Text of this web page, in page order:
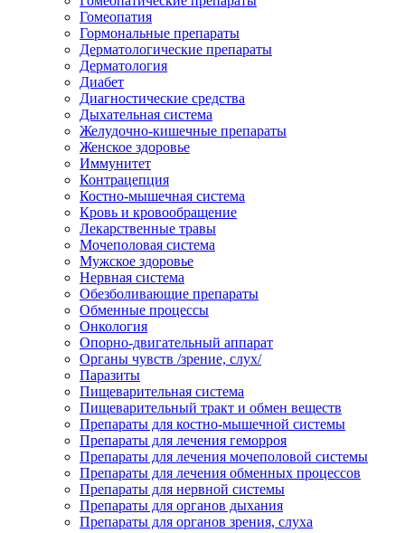
Гомеопатия
Гормональные препараты
Дерматологические препараты
Дерматология
Диабет
Диагностические средства
Дыхательная система
Желудочно-кишечные препараты
Женское здоровье
Иммунитет
Контрацепция
Костно-мышечная система
Кровь и кровообращение
Лекарственные травы
Мочеполовая система
Мужское здоровье
Нервная система
Обезболивающие препараты
Обменные процессы
Онкология
Опорно-двигательный аппарат
Органы чувств /зрение, слух/
Паразиты
Пищеварительная система
Пищеварительный тракт и обмен веществ
Препараты для костно-мышечной системы
Препараты для лечения геморроя
Препараты для лечения мочеполовой системы
Препараты для лечения обменных процессов
Препараты для нервной системы
Препараты для органов дыхания
Препараты для органов зрения, слуха